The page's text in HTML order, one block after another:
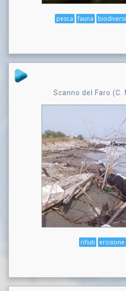
fauna
pesca
Scanno del Faro (C.
erosione
rifiuti